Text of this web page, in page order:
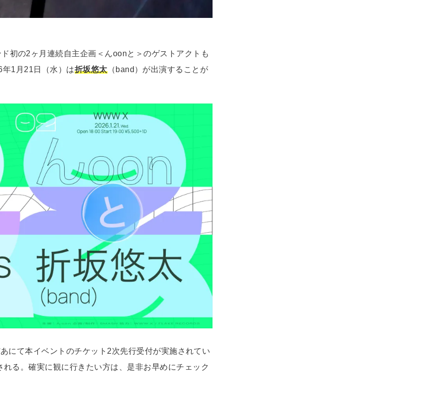
初の2ヶ月連続自主企画＜んoonと＞のゲストアクトも
年1月21日（水）は折坂悠太（band）が出演することが
にて本イベントのチケット2次先行受付が実施されてい
る。確実に観に行きたい方は、是非お早めにチェック